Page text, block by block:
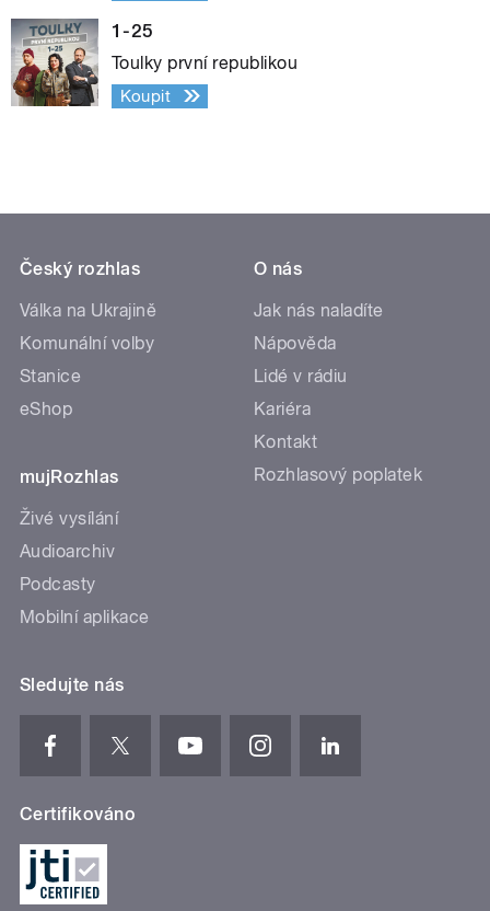
1-25
Toulky první republikou
Koupit
Český rozhlas
Válka na Ukrajině
Komunální volby
Stanice
eShop
mujRozhlas
Živé vysílání
Audioarchiv
Podcasty
Mobilní aplikace
O nás
Jak nás naladíte
Nápověda
Lidé v rádiu
Kariéra
Kontakt
Rozhlasový poplatek
Sledujte nás
Certifikováno